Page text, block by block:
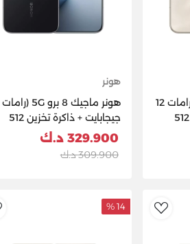
هونر ماجيك 8 برو 5G (رامات 12
جيجابايت + ذاكرة تخزين 512
هونر
جيجابايت + ذاكرة تخزين 512
جيجابايت) - أسود
329.900 د.ك
309.900 د.ك
AddToWishlist
14 %